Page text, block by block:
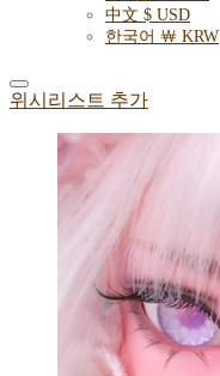
中文 $ USD
한국어 ￦ KRW
위시리스트 추가